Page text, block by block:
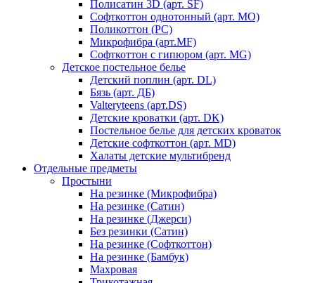
Полисатин 3D (арт. SF)
Софткоттон однотонный (арт. MO)
Поликоттон (PC)
Микрофибра (арт.MF)
Софткоттон с гипюром (арт. MG)
Детское постельное белье
Детский поплин (арт. DL)
Бязь (арт. ДБ)
Valteryteens (арт.DS)
Детские кроватки (арт. DK)
Постельное белье для детских кроваток
Детские софткоттон (арт. MD)
Халаты детские мультибренд
Отдельные предметы
Простыни
На резинке (Микрофибра)
На резинке (Сатин)
На резинке (Джерси)
Без резинки (Сатин)
На резинке (Софткоттон)
На резинке (Бамбук)
Махровая